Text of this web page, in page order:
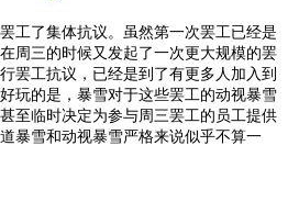
工了集体抗议。虽然第一次罢工已经是
周三的时候又发起了一次更大规模的罢
罢工抗议，已经是到了有更多人加入到
玩的是，暴雪对于这些罢工的动视暴雪
至临时决定为参与周三罢工的员工提供
暴雪和动视暴雪严格来说似乎不算一